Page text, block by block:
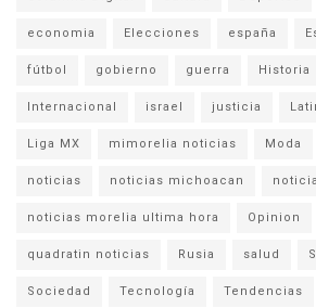
economia Elecciones españa
fútbol gobierno guerra Historia
Internacional israel justicia
Liga MX mimorelia noticias Moda
noticias noticias michoacan
noticias morelia ultima hora Opinion
quadratin noticias Rusia salud
Sociedad Tecnología Tendencias